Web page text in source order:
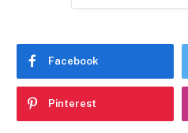
Facebook
Pinterest